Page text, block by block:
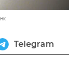
Telegram